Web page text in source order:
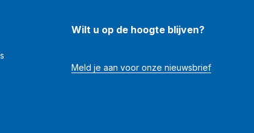
Wilt u op de hoogte blijven?
Meld je aan voor onze nieuwsbrief